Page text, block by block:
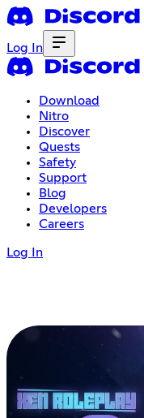
Log In
Download
Nitro
Discover
Quests
Safety
Support
Blog
Developers
Careers
Log In